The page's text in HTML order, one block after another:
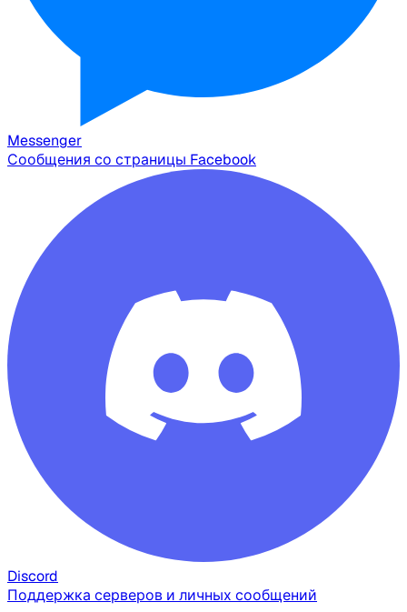
Messenger
Сообщения со страницы Facebook
Discord
Поддержка серверов и личных сообщений